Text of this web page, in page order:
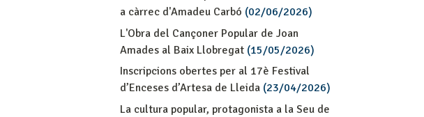
a càrrec d'Amadeu Carbó (02/06/2026)
L'Obra del Cançoner Popular de Joan
Amades al Baix Llobregat(15/05/2026)
Inscripcions obertes per al 17è Festival
d’Enceses d’Artesa de Lleida(23/04/2026)
La cultura popular, protagonista a la Seu de